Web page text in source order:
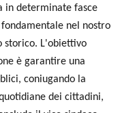
in determinate fasce
nel nostro
storico. L'obiettivo
è garantire una
coniugando la
dei cittadini,